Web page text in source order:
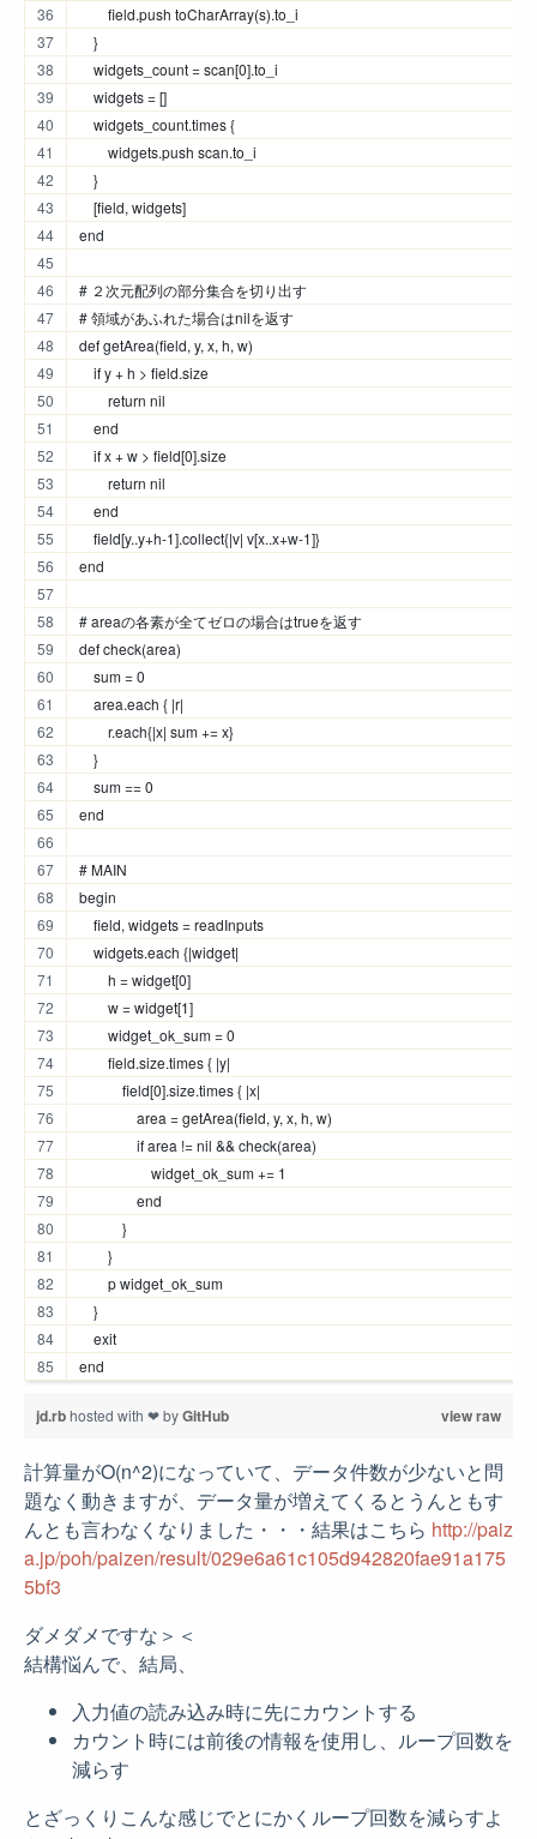
        field.push toCharArray(s).to_i
    }
    widgets_count = scan[0].to_i
    widgets = []
    widgets_count.times {
        widgets.push scan.to_i
    }
    [field, widgets]
end
# ２次元配列の部分集合を切り出す
# 領域があふれた場合はnilを返す
def getArea(field, y, x, h, w)
    if y + h > field.size
        return nil
    end
    if x + w > field[0].size
        return nil
    end
    field[y..y+h-1].collect{|v| v[x..x+w-1]}
end
# areaの各素が全てゼロの場合はtrueを返す
def check(area)
    sum = 0
    area.each { |r|
        r.each{|x| sum += x}
    }
    sum == 0
end
# MAIN
begin
    field, widgets = readInputs
    widgets.each {|widget|
        h = widget[0]
        w = widget[1]
        widget_ok_sum = 0
        field.size.times { |y|
            field[0].size.times { |x|
                area = getArea(field, y, x, h, w)
                if area != nil && check(area)
                    widget_ok_sum += 1
                end
            }
        }
        p widget_ok_sum
    }
    exit
end
view raw
jd.rbhosted with ❤ byGitHub
計算量がO(n^2)になっていて、データ件数が少ないと問
題なく動きますが、データ量が増えてくるとうんともす
んとも言わなくなりました・・・結果はこちら http://paiz
a.jp/poh/paizen/result/029e6a61c105d942820fae91a175
5bf3
ダメダメですな＞＜
結構悩んで、結局、
入力値の読み込み時に先にカウントする
カウント時には前後の情報を使用し、ループ回数を
減らす
とざっくりこんな感じでとにかくループ回数を減らすよ